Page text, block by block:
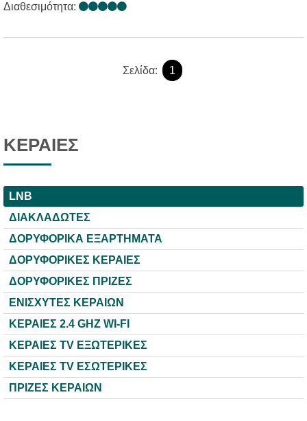
Διαθεσιμότητα:
Σελίδα: 1
ΚΕΡΑΙΕΣ
LNB
ΔΙΑΚΛΑΔΩΤΕΣ
ΔΟΡΥΦΟΡΙΚΑ ΕΞΑΡΤΗΜΑΤΑ
ΔΟΡΥΦΟΡΙΚΕΣ ΚΕΡΑΙΕΣ
ΔΟΡΥΦΟΡΙΚΕΣ ΠΡΙΖΕΣ
ΕΝΙΣΧΥΤΕΣ ΚΕΡΑΙΩΝ
ΚΕΡΑΙΕΣ 2.4 GHZ WI-FI
ΚΕΡΑΙΕΣ TV ΕΞΩΤΕΡΙΚΕΣ
ΚΕΡΑΙΕΣ TV ΕΣΩΤΕΡΙΚΕΣ
ΠΡΙΖΕΣ ΚΕΡΑΙΩΝ